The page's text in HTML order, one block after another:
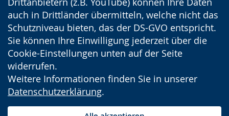
auch in Drittländer übermitteln, welche nicht das
Schutzniveau bieten, das der DS-GVO entspricht.
Sie können Ihre Einwilligung jederzeit über die
Cookie-Einstellungen unten auf der Seite
widerrufen.
Weitere Informationen finden Sie in unserer
Datenschutzerklärung.